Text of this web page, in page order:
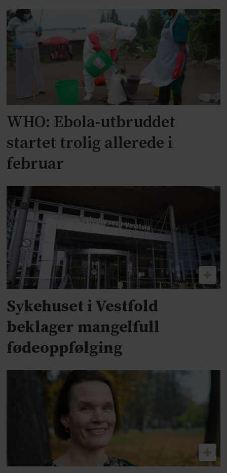
WHO: Ebola-utbruddet
startet trolig allerede i
februar
Sykehuset i Vestfold
beklager mangelfull
fødeoppfølging